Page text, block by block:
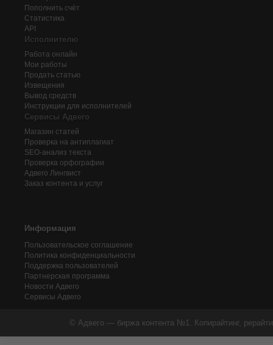
Пополнить счёт
Статистика
API
Исполнителю
Работа онлайн
Мои работы
Продать статью
Извещения
Вывод средств
Инструкции для исполнителей
Сервисы Адвего
Магазин статей
Проверка на антиплагиат
SEO-анализ текста
Проверка орфографии
Адвего Лингвист
Заказ контента и услуг
Информация
Пользовательское соглашение
Политика конфиденциальности
Поддержка пользователей
Партнерская программа
Новости Адвего
Сервисы Адвего
© Адвего — биржа контента №1. Копирайтинг,